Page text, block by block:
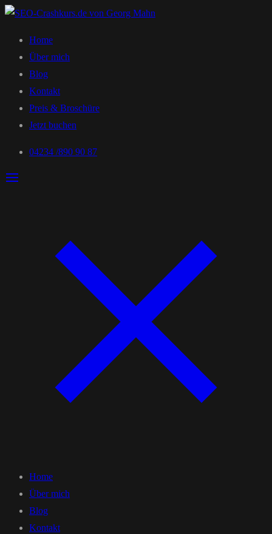
Home
Über mich
Blog
Kontakt
Preis & Broschüre
Jetzt buchen
04234 /890 90 87
Home
Über mich
Blog
Kontakt